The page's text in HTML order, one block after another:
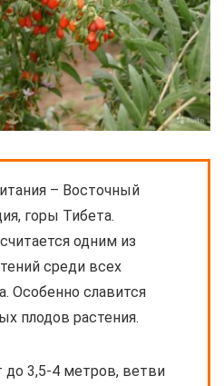
– Восточный
горы Тибета.
одним из
среди всех
Особенно славится
плодов растения.
3,5-4 метров, ветви